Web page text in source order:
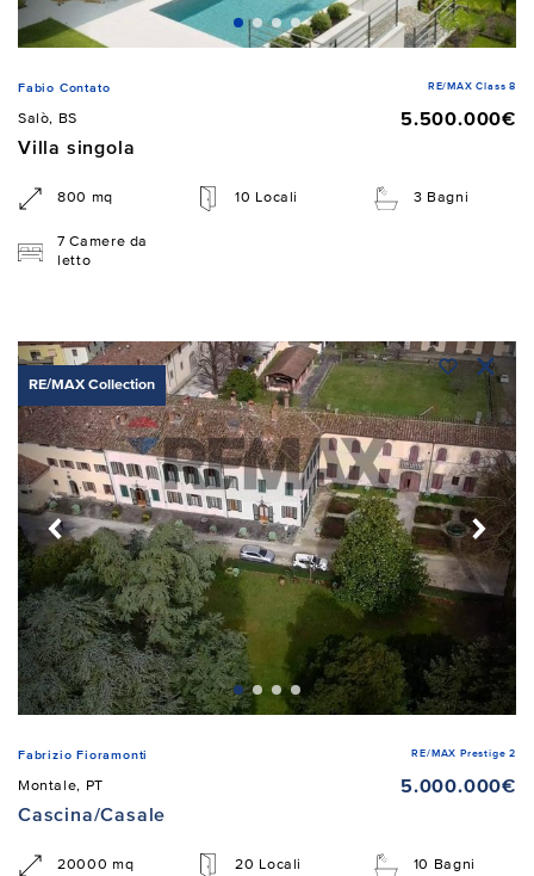
Fabio Contato RE/MAX Class 8
Salò, BS
5.500.000€
Villa singola
800 mq 10 Locali 3 Bagni
7 Camere da
letto
RE/MAX Collection
Fabrizio Fioramonti RE/MAX Prestige 2
Montale, PT
5.000.000€
Cascina/Casale
20000 mq 20 Locali 10 Bagni